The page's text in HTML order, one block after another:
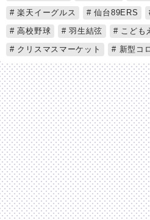
楽天イーグルス
仙台89ERS
高校野球
羽生結弦
こども
クリスマスマーケット
新型コ